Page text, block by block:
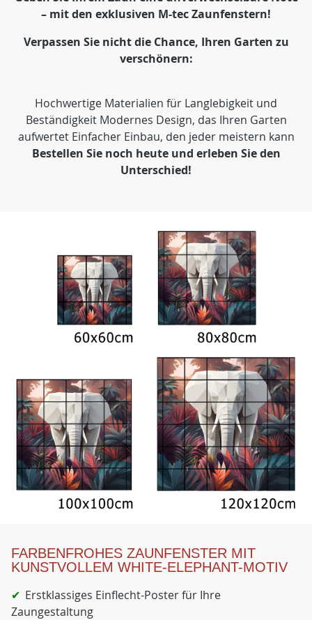
– mit den exklusiven M-tec Zaunfenstern!
Verpassen Sie nicht die Chance, Ihren Garten zu
verschönern:
Hochwertige Materialien für Langlebigkeit und
Beständigkeit Modernes Design, das Ihren Garten
aufwertet Einfacher Einbau, den jeder meistern kann
Bestellen Sie noch heute und erleben Sie den
Unterschied!
FARBENFROHES ZAUNFENSTER MIT
KUNSTVOLLEM WHITE-ELEPHANT-MOTIV
Erstklassiges Einflecht-Poster für Ihre
Zaungestaltung